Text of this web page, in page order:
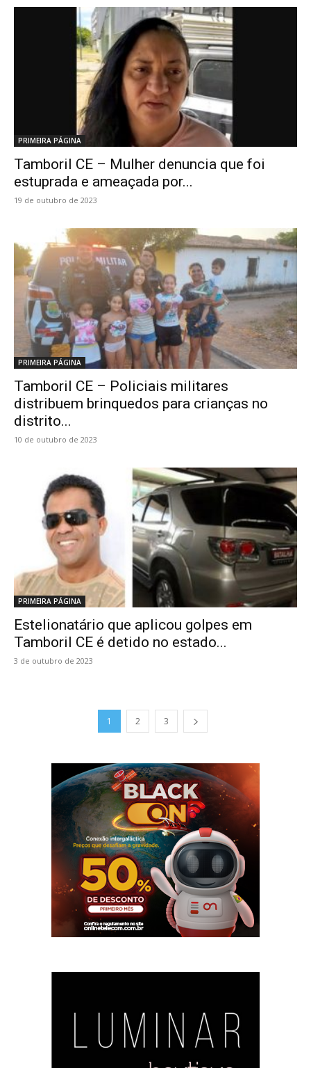
PRIMEIRA PÁGINA
Tamboril CE – Mulher denuncia que foi
estuprada e ameaçada por...
19 de outubro de 2023
PRIMEIRA PÁGINA
Tamboril CE – Policiais militares
distribuem brinquedos para crianças no
distrito...
10 de outubro de 2023
PRIMEIRA PÁGINA
Estelionatário que aplicou golpes em
Tamboril CE é detido no estado...
3 de outubro de 2023
1 2 3